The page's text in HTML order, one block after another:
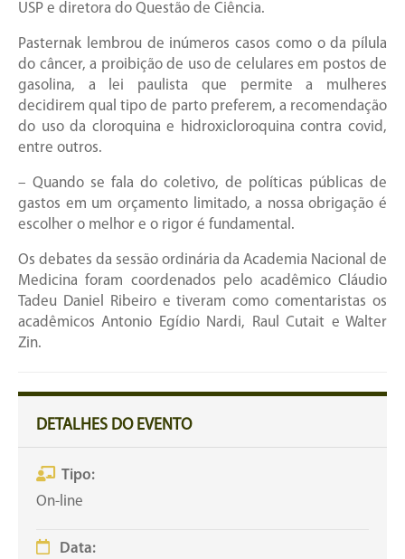
USP e diretora do Questão de Ciência.
Pasternak lembrou de inúmeros casos como o da pílula
do câncer, a proibição de uso de celulares em postos de
gasolina, a lei paulista que permite a mulheres
decidirem qual tipo de parto preferem, a recomendação
do uso da cloroquina e hidroxicloroquina contra covid,
entre outros.
– Quando se fala do coletivo, de políticas públicas de
gastos em um orçamento limitado, a nossa obrigação é
escolher o melhor e o rigor é fundamental.
Os debates da sessão ordinária da Academia Nacional de
Medicina foram coordenados pelo acadêmico Cláudio
Tadeu Daniel Ribeiro e tiveram como comentaristas os
acadêmicos Antonio Egídio Nardi, Raul Cutait e Walter
Zin.
DETALHES DO EVENTO
Tipo:
On-line
Data: